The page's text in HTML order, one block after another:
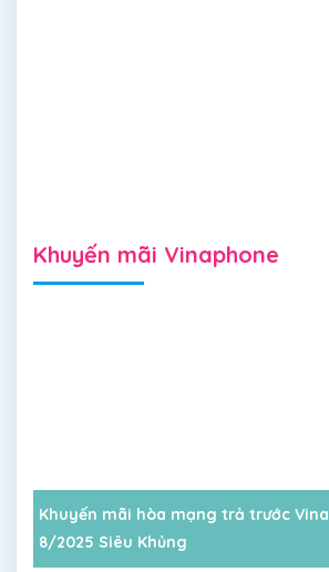
Khuyến mãi Vinaphone
Khuyến mãi hòa mạng trả trước
8/2025 Siêu Khủng